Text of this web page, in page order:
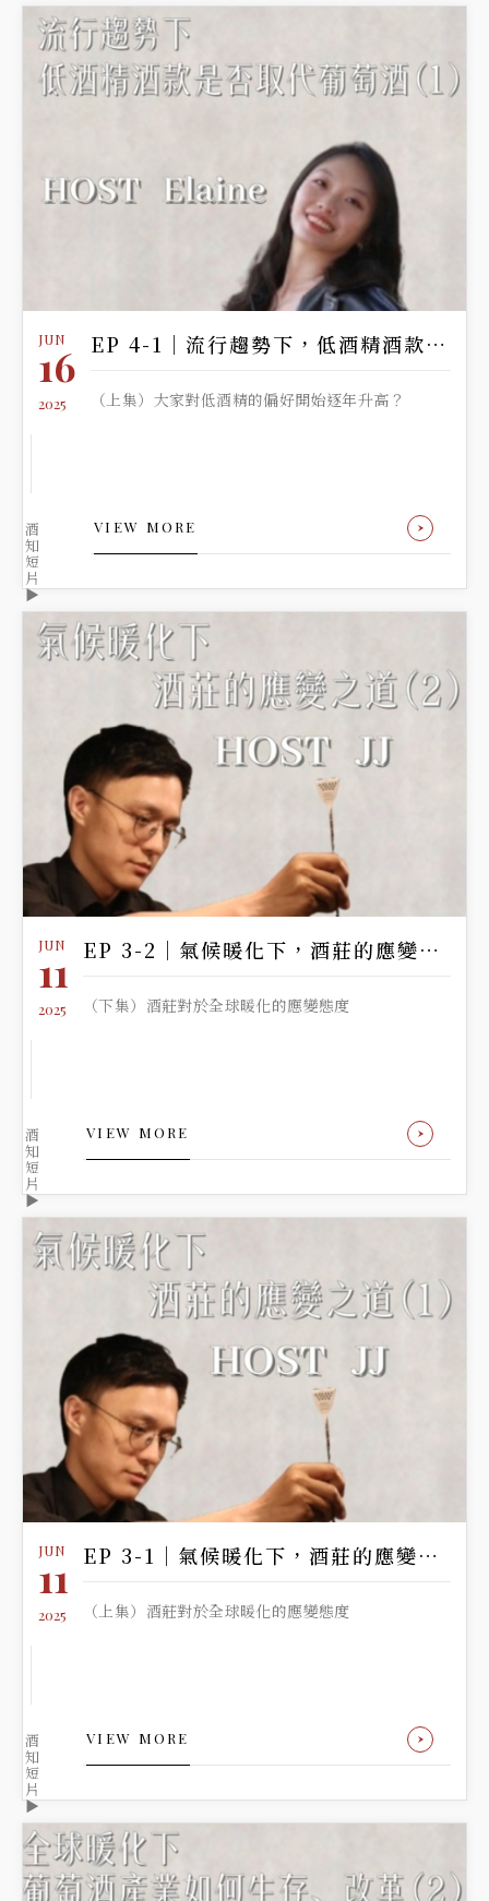
JUN
16
2025
酒
知
短
片
▶️
EP 4-1｜流行趨勢下，低酒精酒款是否成為主流
（上集）大家對低酒精的偏好開始逐年升高？
VIEW MORE
JUN
11
2025
酒
知
短
片
▶️
EP 3-2｜氣候暖化下，酒莊的應變之道
（下集）酒莊對於全球暖化的應變態度
VIEW MORE
JUN
11
2025
酒
知
短
片
▶️
EP 3-1｜氣候暖化下，酒莊的應變之道
（上集）酒莊對於全球暖化的應變態度
VIEW MORE